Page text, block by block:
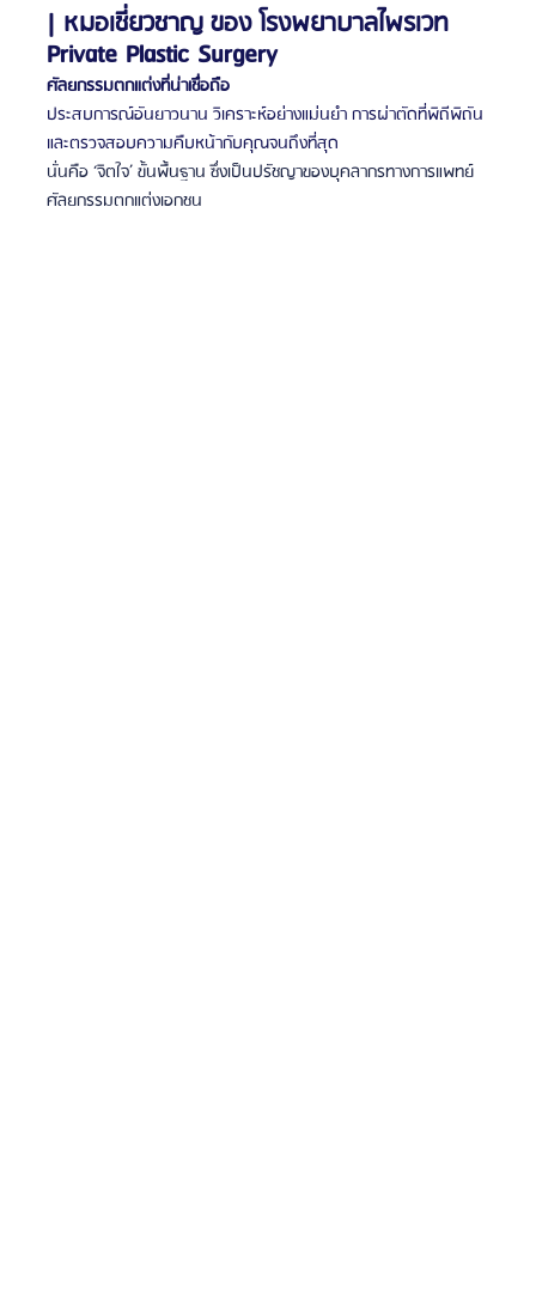
| หมอเชี่ยวชาญ ของ โรงพยาบาลไพรเวท
Private Plastic Surgery
ศัลยกรรมตกแต่งที่น่าเชื่อถือ
ประสบการณ์อันยาวนาน วิเคราะห์อย่างแม่นยำ การผ่าตัดที่พิถีพิถัน
และตรวจสอบความคืบหน้ากับคุณจนถึงที่สุด
นั่นคือ ‘จิตใจ’ ขั้นพื้นฐาน ซึ่งเป็นปรัชญาของบุคลากรทางการแพทย์
ศัลยกรรมตกแต่งเอกชน